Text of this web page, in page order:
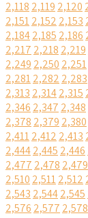
2,118 2,119 2,120
2,1512,152 2,153
2,1842,185 2,186
2,217 2,218 2,219
2,249 2,250 2,251
2,2812,282 2,283
2,313 2,3142,315
2,346 2,347 2,348
2,378 2,379 2,380
2,4112,412 2,413
2,4442,445 2,446
2,477 2,478 2,479
2,510 2,5112,512
2,543 2,5442,545
2,576 2,577 2,578